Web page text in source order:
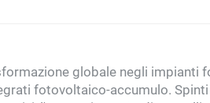
globale negli
fotovoltaico-accumulo.